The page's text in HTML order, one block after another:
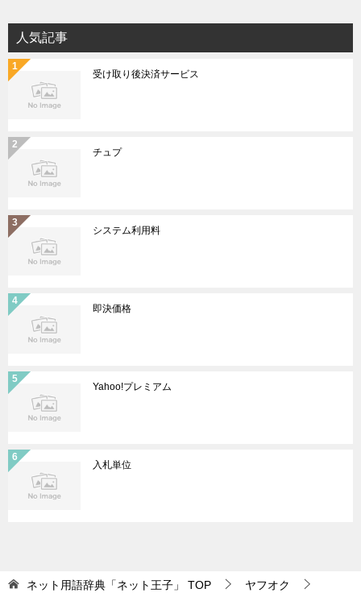
人気記事
受け取り後決済サービス
チュプ
システム利用料
即決価格
Yahoo!プレミアム
入札単位
ネット用語辞典「ネット王子」 TOP ヤフオク